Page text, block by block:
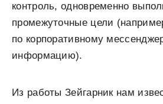
контроль, одновременно
промежуточные цели
по корпоративному
информацию).
Из работы Зейгарник нам